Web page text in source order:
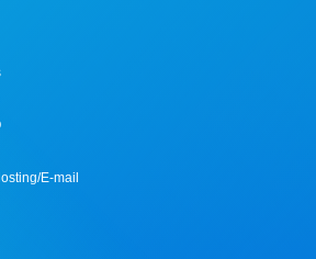
E-mail